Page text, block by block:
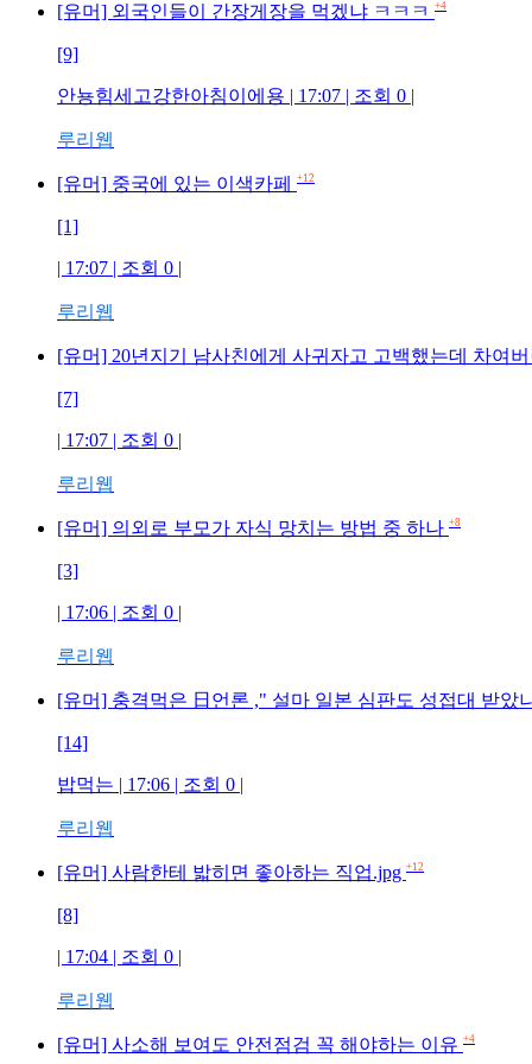
[유머] 외국인들이 간장게장을 먹겠냐 ㅋㅋㅋ +4
[9]
안뇽힘세고강한아침이에용 | 17:07 | 조회 0 |
루리웹
[유머] 중국에 있는 이색카페 +12
[1]
| 17:07 | 조회 0 |
루리웹
[유머] 20년지기 남사친에게 사귀자고 고백했는데 차여
[7]
| 17:07 | 조회 0 |
루리웹
[유머] 의외로 부모가 자식 망치는 방법 중 하나 +8
[3]
| 17:06 | 조회 0 |
루리웹
[유머] 충격먹은 日언론 ," 설마 일본 심판도 성접대 받았
[14]
밥먹는 | 17:06 | 조회 0 |
루리웹
[유머] 사람한테 밟히면 좋아하는 직업.jpg +12
[8]
| 17:04 | 조회 0 |
루리웹
[유머] 사소해 보여도 안전점검 꼭 해야하는 이유 +4